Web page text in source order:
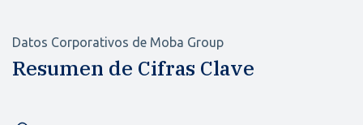
Datos Corporativos de Moba Group
Resumen de Cifras Clave